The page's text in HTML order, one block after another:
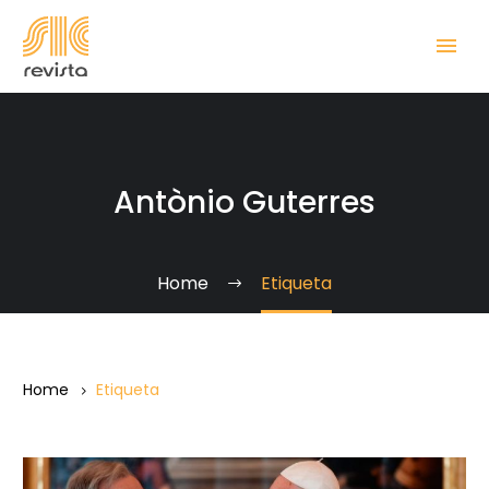
Antònio Guterres
Home Etiqueta
Home Etiqueta